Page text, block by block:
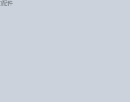
配件